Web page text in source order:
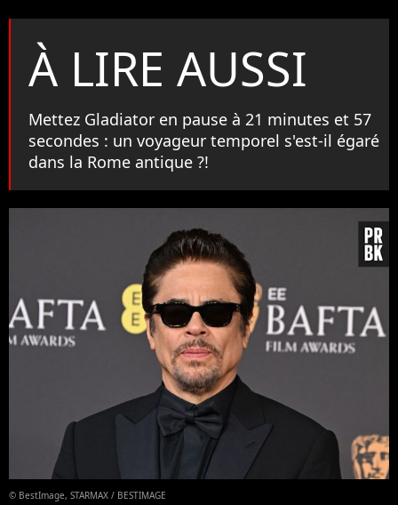
À LIRE AUSSI
Mettez Gladiator en pause à 21 minutes et 57
secondes : un voyageur temporel s'est-il égaré
dans la Rome antique ?!
© BestImage, STARMAX / BESTIMAGE